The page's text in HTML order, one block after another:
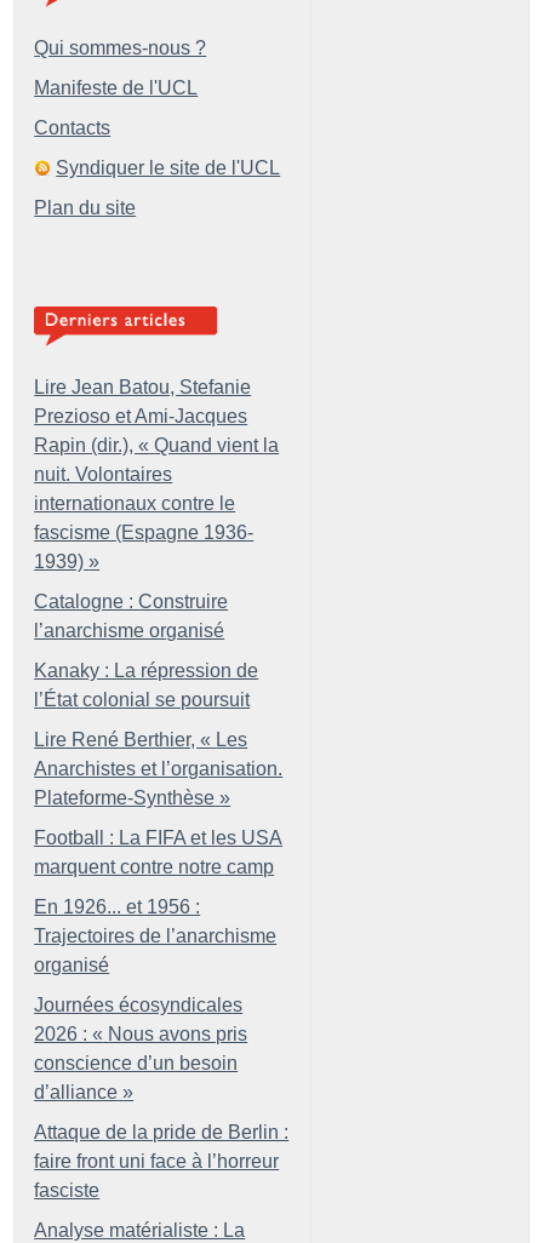
Qui sommes-nous ?
Manifeste de l'UCL
Contacts
Syndiquer le site de l'UCL
Plan du site
Lire Jean Batou, Stefanie
Prezioso et Ami-Jacques
Rapin (dir.), « Quand vient la
nuit. Volontaires
internationaux contre le
fascisme (Espagne 1936-
1939) »
Catalogne : Construire
l’anarchisme organisé
Kanaky : La répression de
l’État colonial se poursuit
Lire René Berthier, « Les
Anarchistes et l’organisation.
Plateforme-Synthèse »
Football : La FIFA et les USA
marquent contre notre camp
En 1926... et 1956 :
Trajectoires de l’anarchisme
organisé
Journées écosyndicales
2026 : « Nous avons pris
conscience d’un besoin
d’alliance »
Attaque de la pride de Berlin :
faire front uni face à l’horreur
fasciste
Analyse matérialiste : La